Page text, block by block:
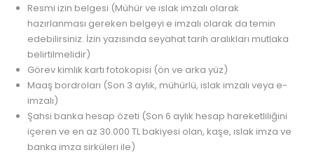
Resmi izin belgesi (Mühür ve ıslak imzalı olarak
hazırlanması gereken belgeyi e imzalı olarak da temin
edebilirsiniz. İzin yazısında seyahat tarih aralıkları mutlaka
belirtilmelidir)
Görev kimlik kartı fotokopisi (ön ve arka yüz)
Maaş bordroları (Son 3 aylık, mühürlü, ıslak imzalı veya e-
imzalı)
Şahsi banka hesap özeti (Son 6 aylık hesap hareketliliğini
içeren ve en az 30.000 TL bakiyesi olan, kaşe, ıslak imza ve
banka imza sirküleri ile)